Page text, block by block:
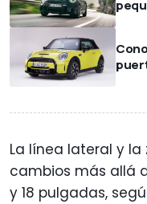
La línea lateral y
cambios más allá
y 18 pulgadas,